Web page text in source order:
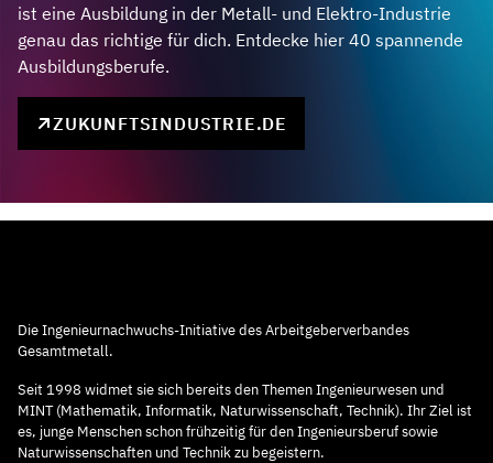
ist eine Ausbildung in der Metall- und Elektro-Industrie
genau das richtige für dich. Entdecke hier 40 spannende
Ausbildungsberufe.
ZUKUNFTSINDUSTRIE.DE
Die Ingenieurnachwuchs-Initiative des Arbeitgeberverbandes
Gesamtmetall.
Seit 1998 widmet sie sich bereits den Themen Ingenieurwesen und
MINT (Mathematik, Informatik, Naturwissenschaft, Technik). Ihr Ziel ist
es, junge Menschen schon frühzeitig für den Ingenieursberuf sowie
Naturwissenschaften und Technik zu begeistern.